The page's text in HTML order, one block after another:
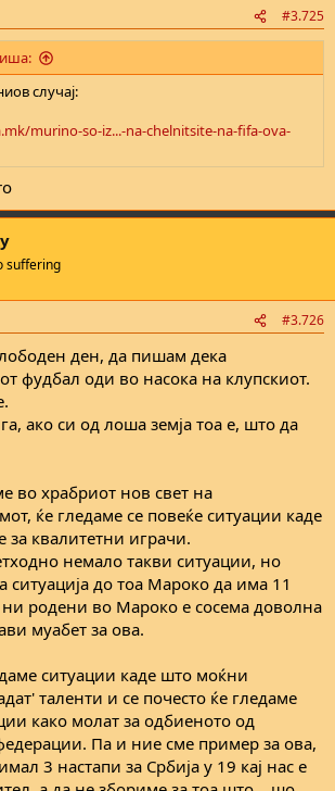
#3.725
случај:
murino-so-iz...-na-chelnitsite-na-fifa-ova-
suffering
#3.726
ден, да пишам дека
фудбал оди во насока на клупскиот.
ако си од лоша земја тоа е, што да
во храбриот нов свет на
ќе гледаме се повеќе ситуации каде
квалитетни играчи.
немало такви ситуации, но
ситуација до тоа Мароко да има 11
родени во Мароко е сосема доволна
муабет за ова.
ситуации каде што моќни
таленти и се почесто ќе гледаме
како молат за одбиеното од
Па и ние сме пример за ова,
3 настапи за Србија у 19 кај нас е